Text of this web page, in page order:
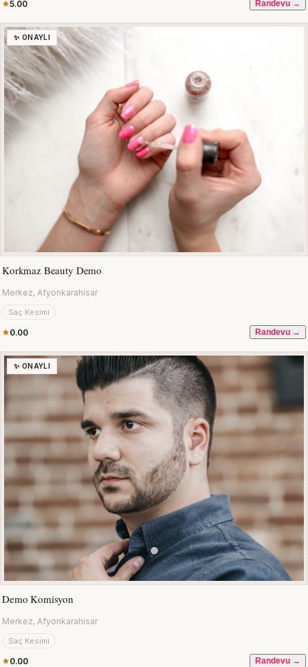
5.00 Randevu →
✨ ONAYLI
Korkmaz Beauty Demo
Merkez, Afyonkarahisar
Saç Kesimi
0.00 Randevu →
✨ ONAYLI
Demo Komisyon
Merkez, Afyonkarahisar
Saç Kesimi
0.00 Randevu →